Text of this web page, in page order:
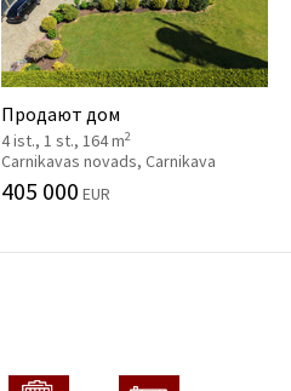
Продают дом
4 ist., 1 st., 164 m2
Carnikavas novads, Carnikava
405 000 EUR